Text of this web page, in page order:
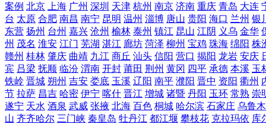
案例 北京 上海 广州 深圳 天津 杭州 南京 济南 重庆 青岛 大连
台 太原 合肥 南昌 南宁 昆明 温州 淄博 唐山 贵阳 海口 兰州 银
东营 扬州 台州 嘉兴 沧州 榆林 泰州 镇江 昆山 江阴 义乌 金华
州 茂名 淮安 江门 芜湖 湛江 廊坊 菏泽 柳州 宝鸡 珠海 绵阳 株
赣州 桂林 肇庆 曲靖 九江 商丘 汕头 信阳 营口 揭阳 龙岩 安庆
宾 吕梁 抚顺 临汾 渭南 开封 莆田 荆州 黄冈 四平 承德 本溪 玉
铁岭 晋城 朔州 吉安 娄底 玉溪 辽阳 南平 濮阳 晋中 资阳 衢州
节 拉萨 昌吉 哈密 伊宁 喀什 晋江 增城 诸暨 丹阳 玉环 常熟 崇
遂宁 天水 酒泉 武威 张掖 北海 百色 桐城 哈尔滨 石家庄 乌鲁
山 齐齐哈尔 三门峡 秦皇岛 牡丹江 都江堰 攀枝花 克拉玛依 库